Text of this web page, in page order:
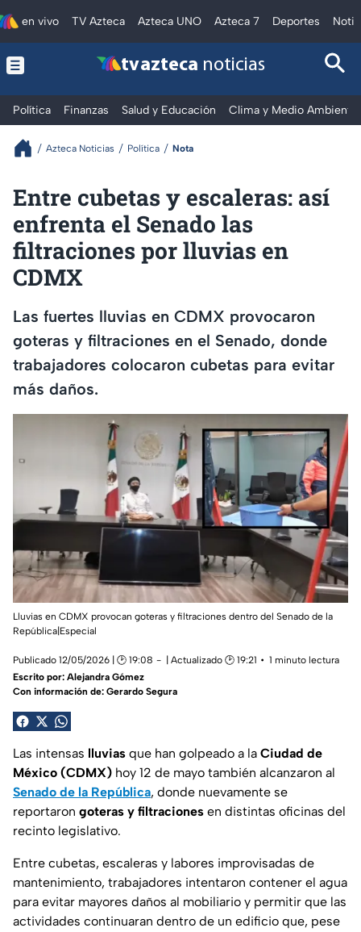
en vivo TV Azteca Azteca UNO Azteca 7 Deportes
tv azteca noticias
Política Finanzas Salud y Educación Clima y Medio Ambiente
Azteca Noticias Política Nota
Entre cubetas y escaleras: así
enfrenta el Senado las
filtraciones por lluvias en
CDMX
Las fuertes lluvias en CDMX provocaron
goteras y filtraciones en el Senado, donde
trabajadores colocaron cubetas para evitar
más daños.
Lluvias en CDMX provocan goteras y filtraciones dentro del Senado de la
República|Especial
Publicado 12/05/2026 | 🕑 19:08 | Actualizado 🕑 19:21
1 minuto lectura
Escrito por: Alejandra Gómez
Con información de: Gerardo Segura
Las intensas lluvias que han golpeado a la Ciudad de
México (CDMX) hoy 12 de mayo también alcanzaron al
Senado de la República, donde nuevamente se
reportaron goteras y filtraciones en distintas oficinas del
recinto legislativo.
Entre cubetas, escaleras y labores improvisadas de
mantenimiento, trabajadores intentaron contener el agua
para evitar mayores daños al mobiliario y permitir que las
actividades continuaran dentro de un edificio que, pese